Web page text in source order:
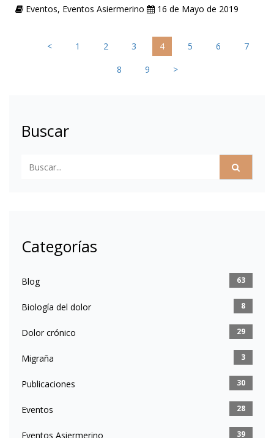
Eventos, Eventos Asiermerino 16 de Mayo de 2019
< 1 2 3 4 5 6
7
8
9 >
Buscar
Categorías
Blog 63
Biología del dolor 8
Dolor crónico 29
Migraña 3
Publicaciones 30
Eventos 28
Eventos Asiermerino 39